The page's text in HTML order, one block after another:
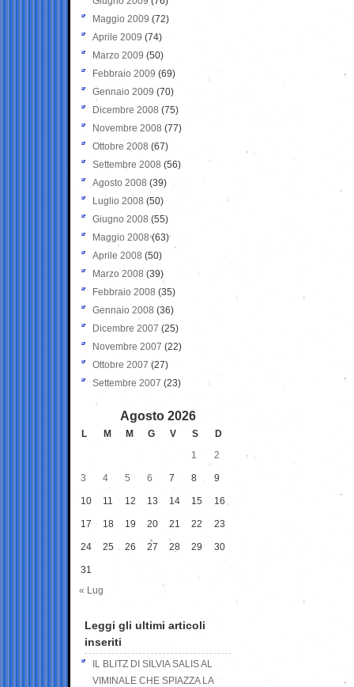
Maggio 2009 (72)
Aprile 2009 (74)
Marzo 2009 (50)
Febbraio 2009 (69)
Gennaio 2009 (70)
Dicembre 2008 (75)
Novembre 2008 (77)
Ottobre 2008 (67)
Settembre 2008 (56)
Agosto 2008 (39)
Luglio 2008 (50)
Giugno 2008 (55)
Maggio 2008(63)
Aprile 2008 (50)
Marzo 2008 (39)
Febbraio 2008 (35)
Gennaio 2008 (36)
Dicembre 2007 (25)
Novembre 2007 (22)
Ottobre 2007 (27)
Settembre 2007 (23)
Agosto 2026
L M M G V S
D
1
2
3 4 5 6 7 8 9
10 11 12 13 14 15 16
17 18 19 20 21 22 23
24 25 26 27 28 29 30
31
« Lug
Leggi gli ultimi articoli
inseriti
IL BLITZ DI SILVIA SALIS AL
VIMINALE CHE SPIAZZA LA